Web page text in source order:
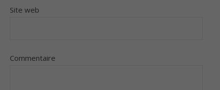
Site web
Commentaire